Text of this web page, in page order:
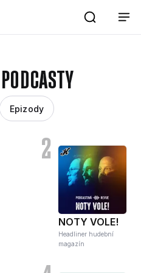
Epizody
Ostatní
357 podcastů
Hudba
Fikce
2
NOTY VOLE!
Headliner hudební
magazín